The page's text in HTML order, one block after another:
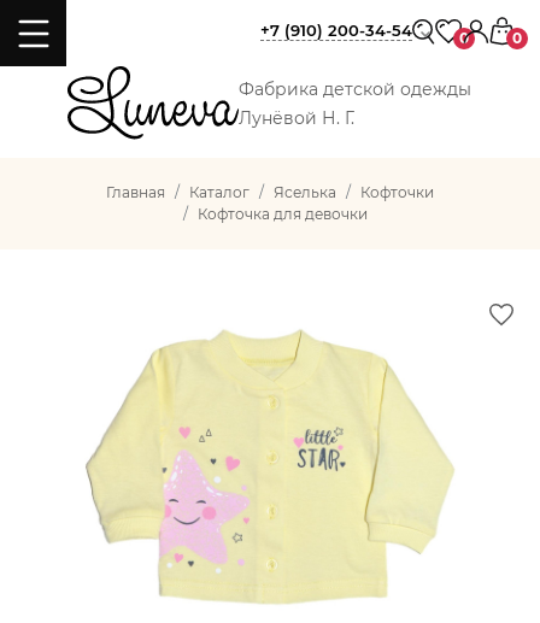
Фабрика детской одежды
Лунёвой Н. Г.
+7 (910) 200-34-54 0 0
Главная Каталог Яселька
Кофточки
Кофточка для девочки